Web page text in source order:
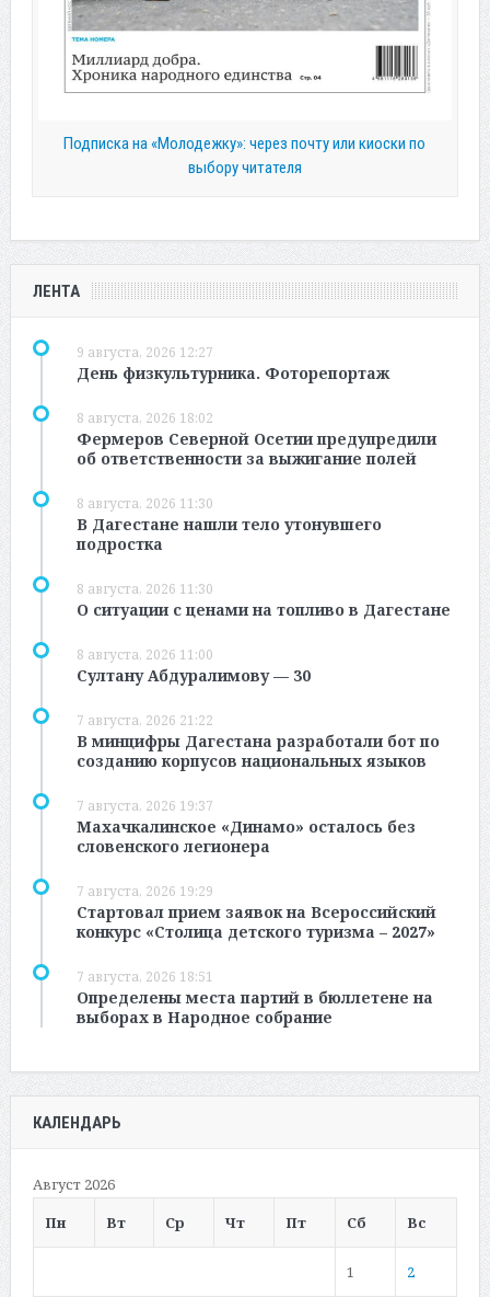
Подписка на «Молодежку»: через почту или киоски по
выбору читателя
ЛЕНТА
9 августа, 2026 12:27
День физкультурника. Фоторепортаж
8 августа, 2026 18:02
Фермеров Северной Осетии предупредили
об ответственности за выжигание полей
8 августа, 2026 11:30
В Дагестане нашли тело утонувшего
подростка
8 августа, 2026 11:30
О ситуации с ценами на топливо в Дагестане
8 августа, 2026 11:00
Султану Абдуралимову — 30
7 августа, 2026 21:22
В минцифры Дагестана разработали бот по
созданию корпусов национальных языков
7 августа, 2026 19:37
Махачкалинское «Динамо» осталось без
словенского легионера
7 августа, 2026 19:29
Стартовал прием заявок на Всероссийский
конкурс «Столица детского туризма – 2027»
7 августа, 2026 18:51
Определены места партий в бюллетене на
выборах в Народное собрание
КАЛЕНДАРЬ
Август 2026
Пн
Вт Ср Чт Пт Сб Вс
1 2